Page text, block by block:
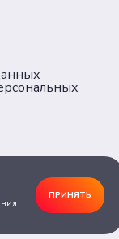
ПРИНЯТЬ